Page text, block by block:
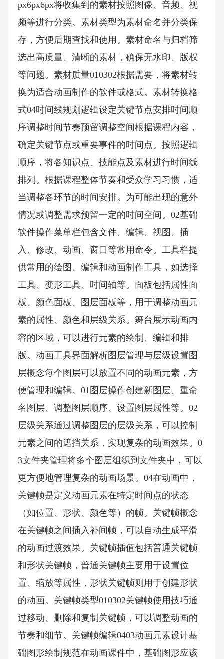
px6px6px将收集到的素材按照图像、音频、视
频等进行分类。素材类型为素材命名并分类保
存，方便后期查找和使用。素材命名与归档筛
选出高质量、清晰的素材，确保无水印、版权
等问题。素材质量010302根据需要，将素材转
换为适合动画制作的软件或格式。素材转换格
式04时间线规划逻辑设定关键节点安排时间顺
序调整时间节奏预留调整空间根据课程内容，
确定关键节点或重要事件的时间点。按照逻辑
顺序，将各知识点、技能点及素材进行时间线
排列。根据课程整体节奏和受众学习习惯，适
当调整各环节的时间安排。为可能出现的意外
情况或调整需求预留一定的时间空间。02基础
软件操作菜单栏包含文件、编辑、视图、插
入、修改、动画、窗口等常用命令。工具栏提
供常用的绘图、编辑和动画制作工具，如选择
工具、变形工具、时间轴等。面板包括属性面
板、颜色面板、图层面板等，用于调整动画元
素的属性、颜色和层级关系。舞台展示动画内
容的区域，可以进行元素的绘制、编辑和排
版。动画工具界面解析图层管理与层级设置图
层概念每个图层可以放置不同的动画元素，方
便管理和编辑。01图层操作创建新图层、重命
名图层、调整图层顺序、设置图层属性等。02
层级关系通过调整图层的层级关系，可以控制
元素之间的遮挡关系，实现复杂的动画效果。0
3文件夹管理将多个图层组织到文件夹中，可以
更方便地管理复杂的动画场景。04在动画中，
关键帧是定义动画元素在特定时间点的状态
（如位置、形状、颜色等）的帧。关键帧概念
在关键帧之间插入补间帧，可以自动生成平滑
的动画过渡效果。关键帧插值包括普通关键帧
和形状关键帧，普通关键帧主要用于设置位
置、缩放等属性，形状关键帧则用于创建形状
的动画。关键帧类型010302关键帧使用技巧通
过移动、删除和复制关键帧，可以调整动画的
节奏和细节。关键帧编辑0403动画元素设计基
础图形绘制规范在动画课件中，基础图形应该